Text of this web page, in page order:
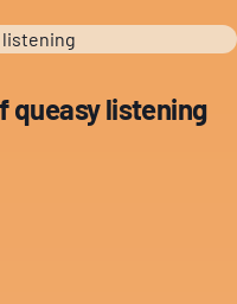
queasy listening